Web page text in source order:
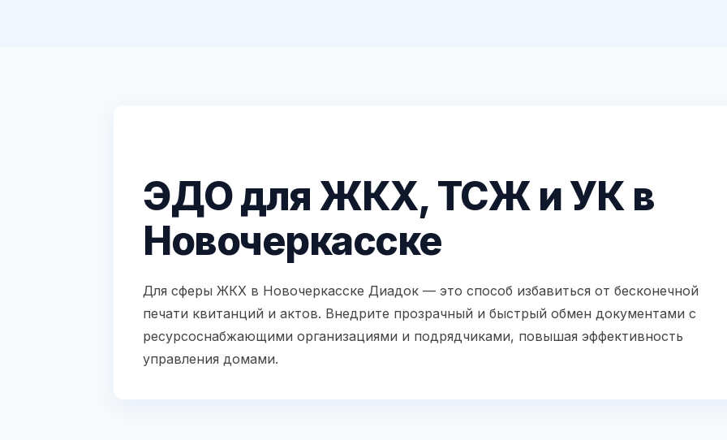
ЭДО для ЖКХ, ТСЖ и УК в
Новочеркасске
Для сферы ЖКХ в Новочеркасске Диадок — это способ избавиться от бесконечной
печати квитанций и актов. Внедрите прозрачный и быстрый обмен документами с
ресурсоснабжающими организациями и подрядчиками, повышая эффективность
управления домами.